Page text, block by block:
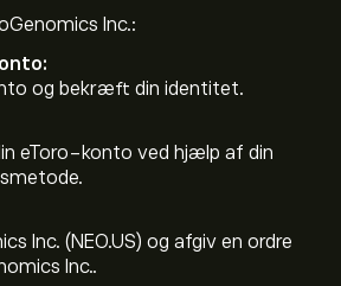
Inc.:
og bekræft din identitet.
eToro-konto ved hjælp af din
Inc. (NEO.US) og afgiv en ordre
Inc..